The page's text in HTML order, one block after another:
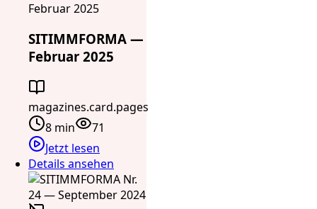
Februar 2025
SITIMMFORMA —
Februar 2025
magazines.card.pages
8 min
71
Jetzt lesen
Details ansehen